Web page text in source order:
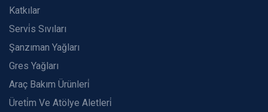
Katkılar
Servi̇s Sıvıları
Şanzıman Yağları
Gres Yağları
Araç Bakım Ürünleri̇
Üreti̇m Ve Atölye Aletleri̇